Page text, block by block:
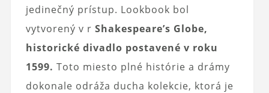
jedinečný prístup. Lookbook bol
vytvorený v r Shakespeare’s Globe,
historické divadlo postavené v roku
1599. Toto miesto plné histórie a drámy
dokonale odráža ducha kolekcie, ktorá je